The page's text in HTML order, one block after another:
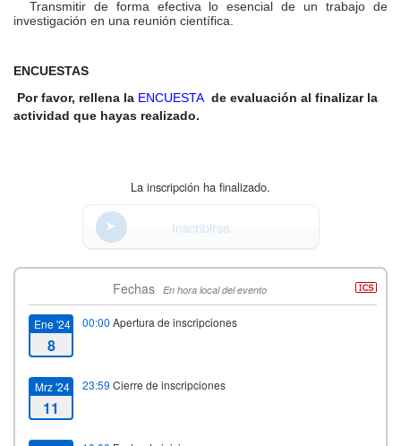
Transmitir de forma efectiva lo esencial de un trabajo de
investigación en una reunión científica.
ENCUESTAS
Por favor, rellena la ENCUESTA de evaluación al finalizar la
actividad que hayas realizado.
La inscripción ha finalizado.
Inscribirse
Fechas En hora local del evento
Ene '24
8
00:00 Apertura de inscripciones
Mrz '24
11
23:59 Cierre de inscripciones